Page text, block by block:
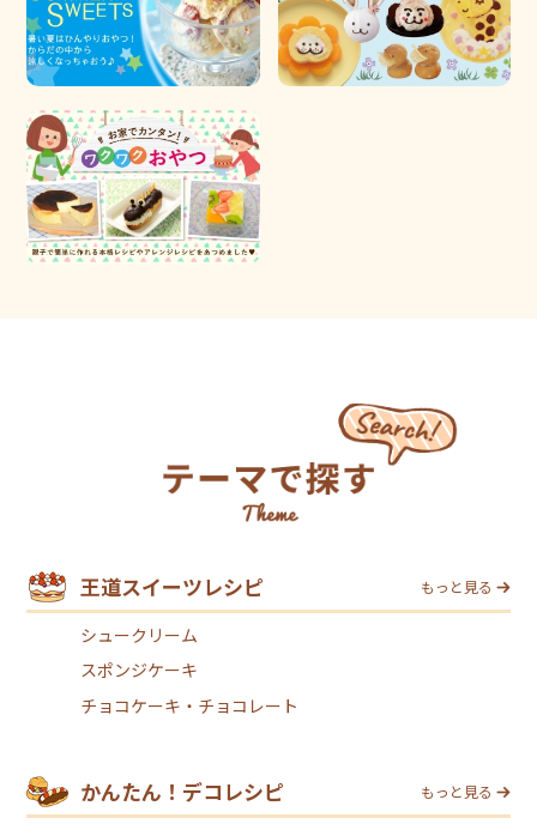
王道スイーツレシピ もっと見る
シュークリーム
スポンジケーキ
チョコケーキ・チョコレート
かんたん！デコレシピ もっと見る